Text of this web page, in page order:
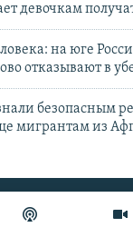
девочкам
на юге
отказывают в
безопасным
мигрантам из